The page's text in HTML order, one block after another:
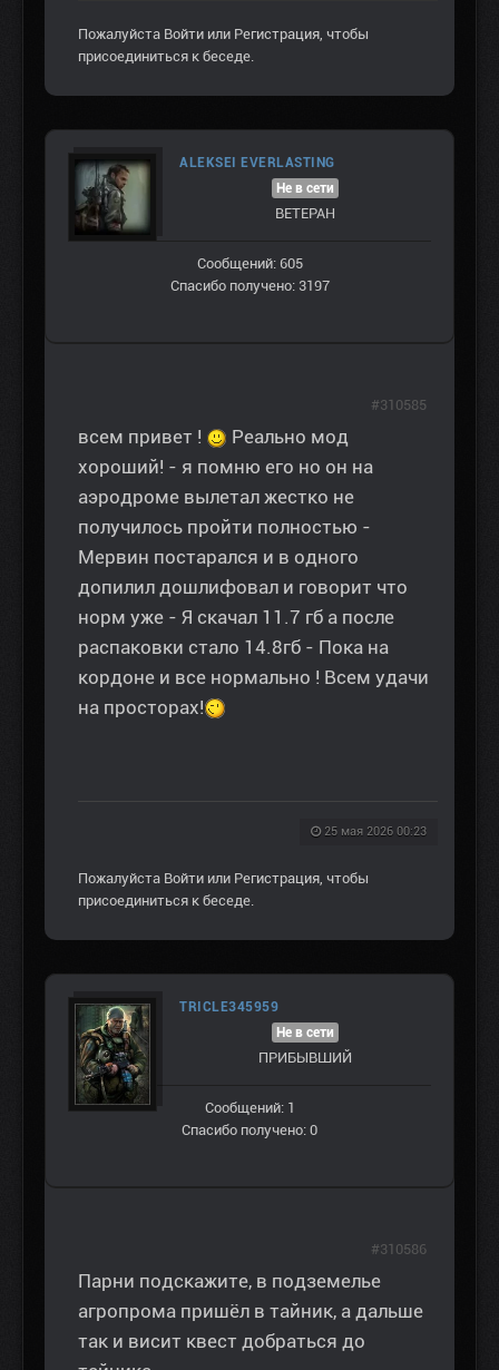
Пожалуйста Войти или Регистрация , чтобы
присоединиться к беседе.
ALEKSEI EVERLASTING
Не в сети
ВЕТЕРАН
Сообщений: 605
Спасибо получено: 3197
всем привет !
Реально мод
хороший! - я помню его но он на
аэродроме вылетал жестко не
получилось пройти полностью -
Мервин постарался и в одного
допилил дошлифовал и говорит что
норм уже - Я скачал 11.7 гб а после
распаковки стало 14.8гб - Пока на
кордоне и все нормально ! Всем удачи
на просторах!
25 мая 2026 00:23
#310585
Пожалуйста Войти или Регистрация , чтобы
присоединиться к беседе.
TRICLE345959
Не в сети
ПРИБЫВШИЙ
Сообщений: 1
Спасибо получено: 0
Парни подскажите, в подземелье
агропрома пришёл в тайник, а дальше
так и висит квест добраться до
#310586